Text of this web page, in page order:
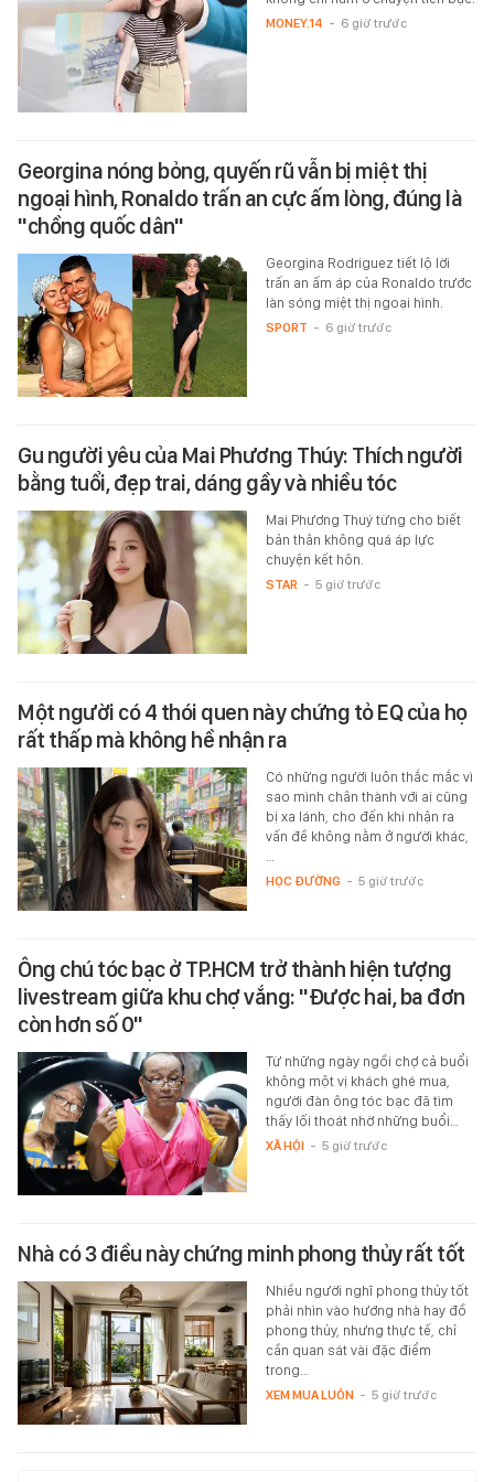
MONEY.14 - 6 giờ trước
Georgina nóng bỏng, quyến rũ vẫn bị miệt thị
ngoại hình, Ronaldo trấn an cực ấm lòng, đúng là
"chồng quốc dân"
Georgina Rodriguez tiết lộ lời
trấn an ấm áp của Ronaldo trước
làn sóng miệt thị ngoại hình.
SPORT - 6 giờ trước
Gu người yêu của Mai Phương Thúy: Thích người
bằng tuổi, đẹp trai, dáng gầy và nhiều tóc
Mai Phương Thuý từng cho biết
bản thân không quá áp lực
chuyện kết hôn.
STAR - 5 giờ trước
Một người có 4 thói quen này chứng tỏ EQ của họ
rất thấp mà không hề nhận ra
Có những người luôn thắc mắc vì
sao mình chân thành với ai cũng
bị xa lánh, cho đến khi nhận ra
vấn đề không nằm ở người khác,
…
HỌC ĐƯỜNG - 5 giờ trước
Ông chú tóc bạc ở TP.HCM trở thành hiện tượng
livestream giữa khu chợ vắng: "Được hai, ba đơn
còn hơn số 0"
Từ những ngày ngồi chợ cả buổi
không một vị khách ghé mua,
người đàn ông tóc bạc đã tìm
thấy lối thoát nhờ những buổi…
XÃ HỘI - 5 giờ trước
Nhà có 3 điều này chứng minh phong thủy rất tốt
Nhiều người nghĩ phong thủy tốt
phải nhìn vào hướng nhà hay đồ
phong thủy, nhưng thực tế, chỉ
cần quan sát vài đặc điểm
trong…
XEM MUA LUÔN - 5 giờ trước